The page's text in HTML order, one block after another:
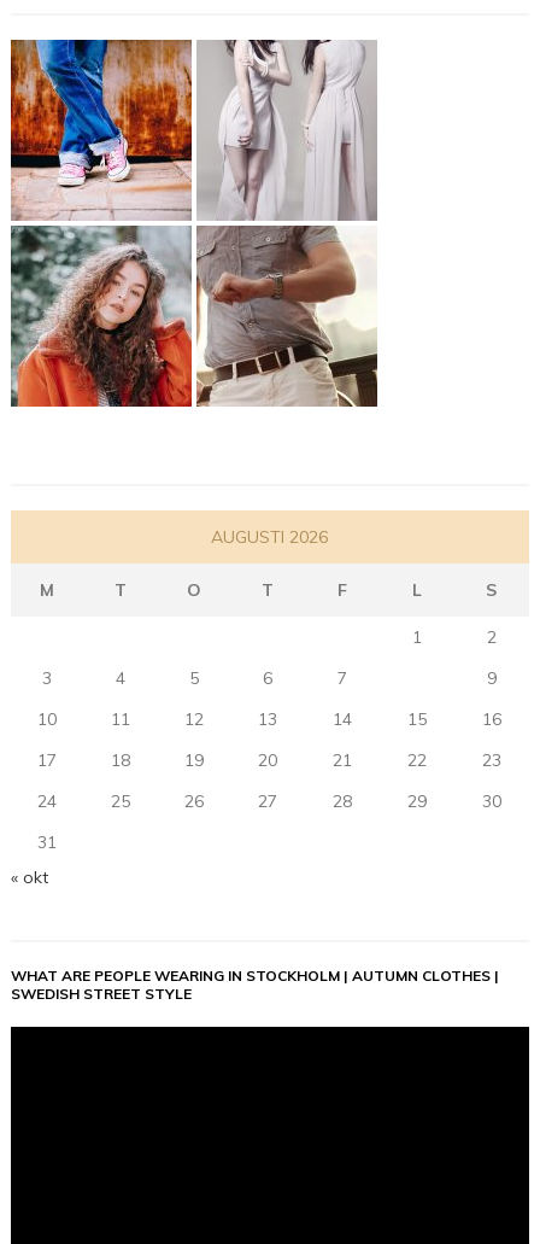
AUGUSTI 2026
M T O T F L S
1
2
3
4 5 6 7
9
10
11 12 13 14 15
16
17
18 19 20 21 22
23
24
25 26 27 28 29
30
31
« okt
WHAT ARE PEOPLE WEARING IN STOCKHOLM | AUTUMN CLOTHES |
SWEDISH STREET STYLE